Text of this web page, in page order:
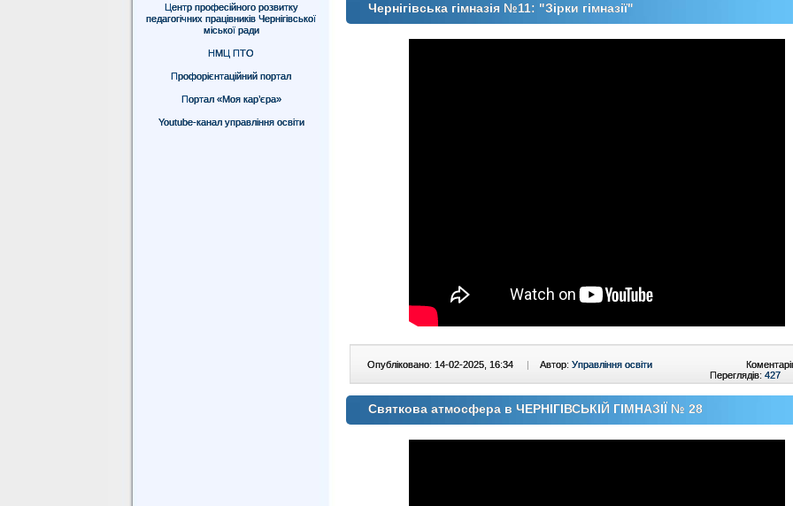
Центр професійного розвитку
педагогічних працівників Чернігівської
міської ради
НМЦ ПТО
Профорієнтаційний портал
Портал «Моя кар’єра»
Youtube-канал управління освіти
Чернігівська гімназія №11: "Зірки гімназії"
Опубліковано: 14-02-2025, 16:34 | Автор: Управління освіти
Переглядів: 427
Святкова атмосфера в ЧЕРНІГІВСЬКІЙ ГІМНАЗІЇ № 28